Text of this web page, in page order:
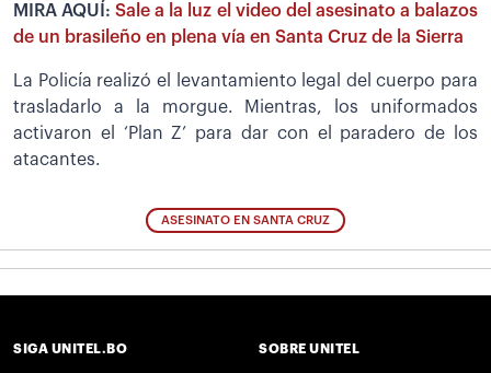
MIRA AQUÍ:Sale a la luz el video del asesinato a balazos
de un brasileño en plena vía en Santa Cruz de la Sierra
La Policía realizó el levantamiento legal del cuerpo para
trasladarlo a la morgue. Mientras, los uniformados
activaron el ‘Plan Z’ para dar con el paradero de los
atacantes.
ASESINATO EN SANTA CRUZ
SIGA UNITEL.BO SOBRE UNITEL